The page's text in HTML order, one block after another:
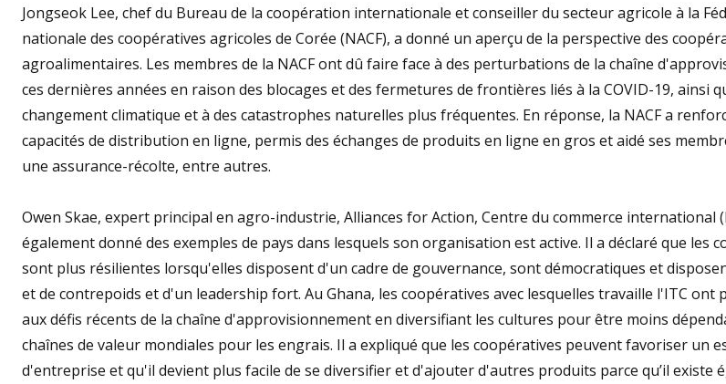
Jongseok Lee, chef du Bureau de la coopération internationale et conseiller du secteur agricole à la
nationale des coopératives agricoles de Corée (NACF), a donné un aperçu de la perspective des
agroalimentaires. Les membres de la NACF ont dû faire face à des perturbations de la chaîne
ces dernières années en raison des blocages et des fermetures de frontières liés à la COVID-19, ainsi
changement climatique et à des catastrophes naturelles plus fréquentes. En réponse, la NACF a
capacités de distribution en ligne, permis des échanges de produits en ligne en gros et aidé ses
une assurance-récolte, entre autres.
Owen Skae, expert principal en agro-industrie, Alliances for Action, Centre du commerce international
également donné des exemples de pays dans lesquels son organisation est active. Il a déclaré que les
sont plus résilientes lorsqu'elles disposent d'un cadre de gouvernance, sont démocratiques et
et de contrepoids et d'un leadership fort. Au Ghana, les coopératives avec lesquelles travaille l'ITC ont
aux défis récents de la chaîne d'approvisionnement en diversifiant les cultures pour être moins
chaînes de valeur mondiales pour les engrais. Il a expliqué que les coopératives peuvent favoriser un
d'entreprise et qu'il devient plus facile de se diversifier et d'ajouter d'autres produits parce qu’il existe